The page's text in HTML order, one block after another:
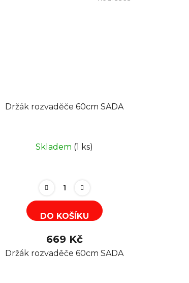
Držák rozvaděče 60cm SADA
Skladem (1 ks)
DO KOŠÍKU
669 Kč
Držák rozvaděče 60cm SADA